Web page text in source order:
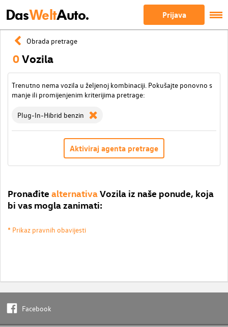
DasWeltAuto. Prijava
Obrada pretrage
0Vozila
Trenutno nema vozila u željenoj kombinaciji. Pokušajte ponovno s
manje ili promijenjenim kriterijima pretrage:
Plug-In-Hibrid benzin
Aktiviraj agenta pretrage
Pronađite alternativaVozila iz naše ponude, koja
bi vas mogla zanimati:
* Prikaz pravnih obavijesti
Facebook